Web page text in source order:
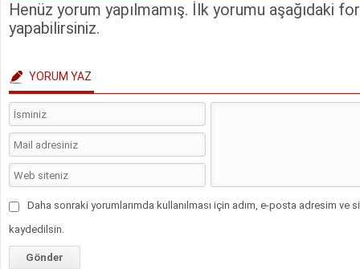
Henüz yorum yapılmamış. İlk yorumu aşağıdaki
yapabilirsiniz.
YORUM YAZ
Daha sonraki yorumlarımda kullanılması için adım, e-posta adresim ve
kaydedilsin.